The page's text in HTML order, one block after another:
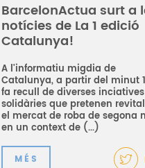
BarcelonActua surt a
notícies de La 1 edició
Catalunya!
A l'informatiu migdia de
Catalunya, a partir del minut
fa recull de diverses inciatives
solidàries que pretenen
el mercat de roba de segona
en un context de (...)
MÉS